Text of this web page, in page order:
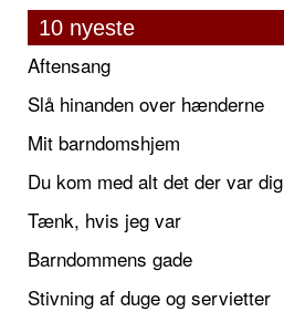
10 nyeste
Aftensang
Slå hinanden over hænderne
Mit barndomshjem
Du kom med alt det der var dig
Tænk, hvis jeg var
Barndommens gade
Stivning af duge og servietter